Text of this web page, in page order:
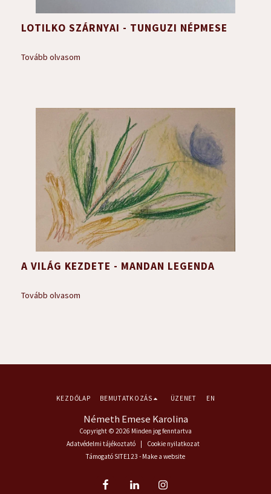
LOTILKO SZÁRNYAI - TUNGUZI NÉPMESE
Tovább olvasom
A VILÁG KEZDETE - MANDAN LEGENDA
Tovább olvasom
Németh Emese Karolina
Copyright © 2026 Minden jog fenntartva
Adatvédelmi tájékoztató
Cookie nyilatkozat
Támogató SITE123 - Make a website
KEZDŐLAP BEMUTATKOZÁS ÜZENET EN